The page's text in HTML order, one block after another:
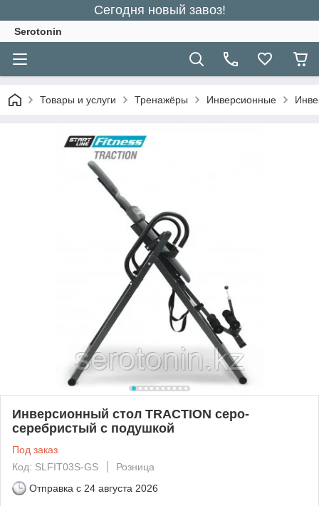
Сегодня новый завоз!
Serotonin
Товары и услуги Тренажёры Инверсионные
Инверсионный стол TRACTION серо-
серебристый с подушкой
Под заказ
Код: SLFIT03S-GS
Розница
Отправка с 24 августа 2026